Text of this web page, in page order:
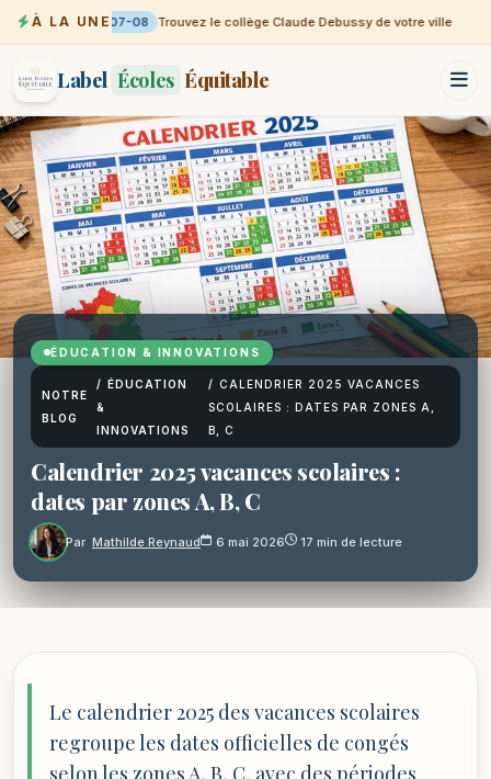
À LA UNE07-08 Trouvez le collège Claude Debussy de votre ville
Label Écoles Équitable
ÉDUCATION & INNOVATIONS
NOTRE
BLOG
/ ÉDUCATION
&
INNOVATIONS
/ CALENDRIER 2025 VACANCES
SCOLAIRES : DATES PAR ZONES A,
B, C
Calendrier 2025 vacances scolaires :
dates par zones A, B, C
Par Mathilde Reynaud 6 mai 2026 17 min de lecture
Le calendrier 2025 des vacances scolaires
regroupe les dates officielles de congés
selon les zones A, B, C, avec des périodes